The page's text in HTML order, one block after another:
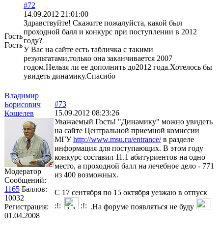
Гость
Гость
#72
14.09.2012 21:01:00
Здравствуйте! Скажите пожалуйста, какой был
проходной балл и конкурс при поступлении в 2012
году?
У Вас на сайте есть табличка с такими
результатами,только она заканчивается 2007
годом.Нельзя ли ее дополнить до2012 года.Хотелось бы
увидеть динамику.Спасибо
Владимир
Борисович
Кошелев
Модератор
Сообщений:
1165 Баллов:
10032
Регистрация:
01.04.2008
#73
15.09.2012 08:23:26
Уважаемый Гость! "Динамику" можно увидеть
на сайте Центральной приемной комиссии
МГУhttp://www.msu.ru/entrance/в разделе
информация для поступающих. В этом году
конкурс составил 11.1 абитуриентов на одно
место, а проходной балл на лечебное дело - 771
из 400 возможных.
С 17 сентября по 15 октября уезжаю в отпуск
.На форуме появляться не буду